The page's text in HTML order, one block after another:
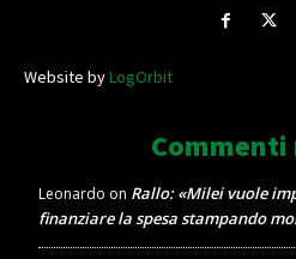
Website byLogOrbit
Leonardo on Rallo: «Milei vuole
finanziare la spesa stampando